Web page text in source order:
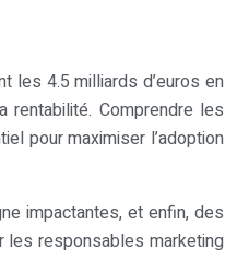
les 4.5 milliards d’euros en
rentabilité. Comprendre les
pour maximiser l’adoption
impactantes, et enfin, des
les responsables marketing